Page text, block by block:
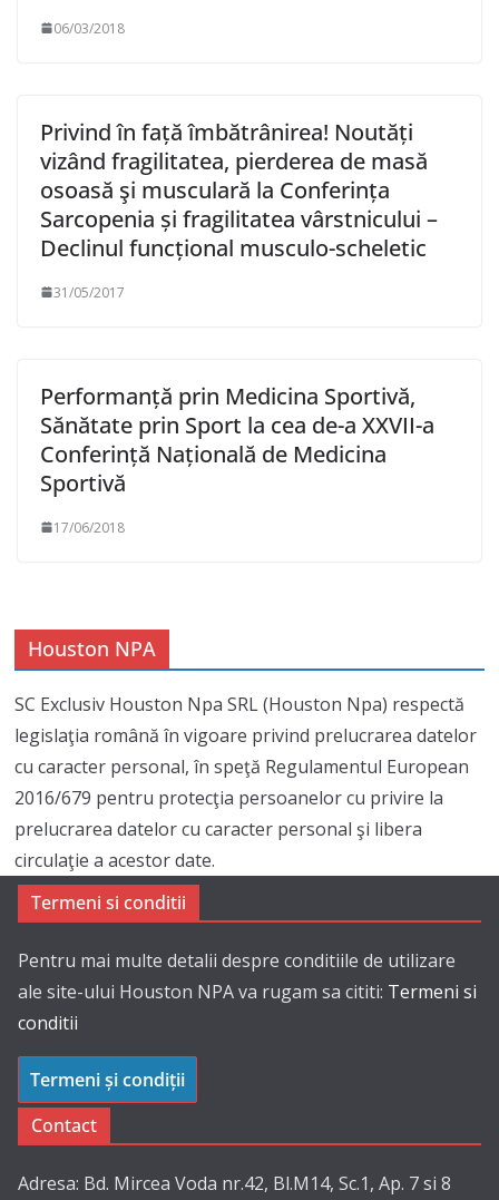
06/03/2018
Privind în față îmbătrânirea! Noutăți
vizând fragilitatea, pierderea de masă
osoasă şi musculară la Conferința
Sarcopenia și fragilitatea vârstnicului –
Declinul funcțional musculo-scheletic
31/05/2017
Performanță prin Medicina Sportivă,
Sănătate prin Sport la cea de-a XXVII-a
Conferință Națională de Medicina
Sportivă
17/06/2018
Houston NPA
SC Exclusiv Houston Npa SRL (Houston Npa) respectă
legislaţia română în vigoare privind prelucrarea datelor
cu caracter personal, în speţă Regulamentul European
2016/679 pentru protecţia persoanelor cu privire la
prelucrarea datelor cu caracter personal şi libera
circulaţie a acestor date.
Termeni si conditii
Pentru mai multe detalii despre conditiile de utilizare
ale site-ului Houston NPA va rugam sa cititi: Termeni si
conditii
Termeni și condiții
Contact
Adresa: Bd. Mircea Voda nr.42, Bl.M14, Sc.1, Ap. 7 si 8